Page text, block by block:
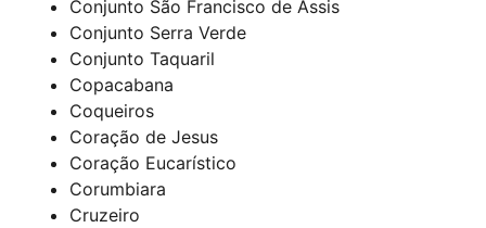
Conjunto São Francisco de Assis
Conjunto Serra Verde
Conjunto Taquaril
Copacabana
Coqueiros
Coração de Jesus
Coração Eucarístico
Corumbiara
Cruzeiro